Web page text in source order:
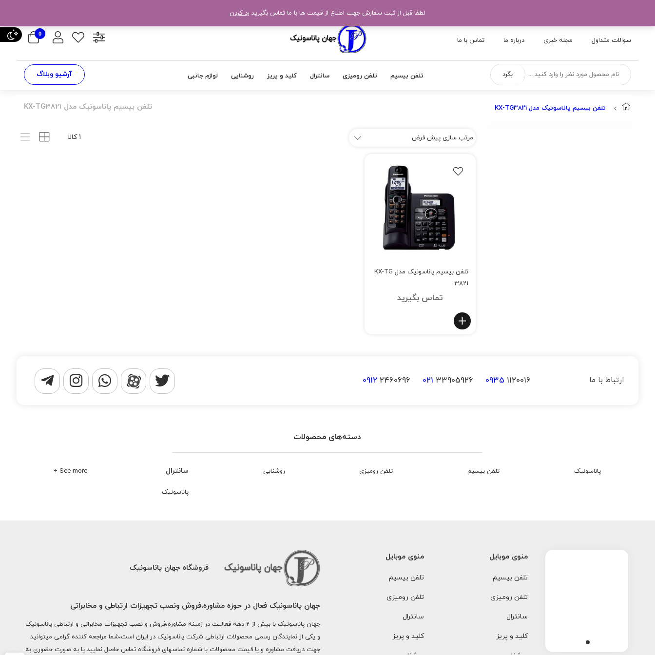
سوالات متداول مجله خبری درباره ما تماس با ما
0
بگرد تلفن بیسیم تلفن رومیزی سانترال کلید و پریز روشنایی لوازم جانبی آرشیو وبلاگ
تلفن بیسیم پاناسونیک مدل KX-TG3821 تلفن بیسیم پاناسونیک مدل KX-TG3821
1 کالا
تلفن بیسیم پاناسونیک مدل KX-TG
3821
تماس بگیرید
ارتباط با ما 0912 2460696 021 33905926 0935 1120016
دسته‌های محصولات
پاناسونیک تلفن بیسیم تلفن رومیزی روشنایی سانترال
پاناسونیک
See more +
منوی موبایل
تلفن بیسیم
تلفن رومیزی
سانترال
کلید و پریز
منوی موبایل
تلفن بیسیم
تلفن رومیزی
سانترال
کلید و پریز
فروشگاه جهان پاناسونیک
جهان پاناسونیک فعال در حوزه مشاوره،فروش ونصب تجهیزات ارتباطی و مخابراتی
جهان پاناسونیک با بیش از 2 دهه فعالیت در زمینه مشاوره،فروش و نصب تجهیزات مخابراتی و ارتباطی پاناسونیک
و یکی از نمایندگان رسمی محصولات ارتباطی شرکت پاناسونیک در ایران است،شما مراجعه کننده گرامی میتوانید
جهت دریافت مشاوره و یا قیمت محصولات با شماره تماسهای فروشگاه تماس حاصل نمایید یا به صورت حضوری به
لطفا قبل از ثبت سفارش جهت اطلاع از قیمت ها با ما تماس بگیرید رد کردن